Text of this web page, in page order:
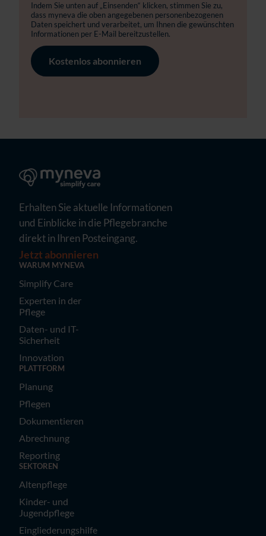
Indem Sie unten auf „Einsenden“ klicken, stimmen Sie zu,
dass myneva die oben angegebenen personenbezogenen
Daten speichert und verarbeitet, um Ihnen die gewünschten
Informationen per E-Mail bereitzustellen.
Erhalten Sie aktuelle Informationen
und Einblicke in die Pflegebranche
direkt in Ihren Posteingang.
Jetzt abonnieren
WARUM MYNEVA
Simplify Care
Experten in der
Pflege
Daten- und IT-
Sicherheit
Innovation
PLATTFORM
Planung
Pflegen
Dokumentieren
Abrechnung
Reporting
SEKTOREN
Altenpflege
Kinder- und
Jugendpflege
Eingliederungshilfe